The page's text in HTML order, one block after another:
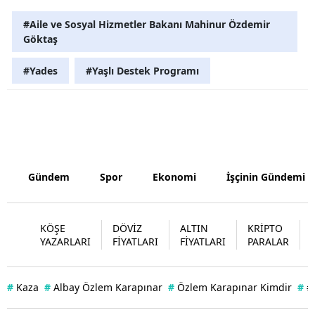
Yozgat
Zonguldak
Kırıkkale
Şırnak
Ardahan
#Aile ve Sosyal Hizmetler Bakanı Mahinur Özdemir
Göktaş
#Yades #Yaşlı Destek Programı
Gündem Spor Ekonomi İşçinin Gündemi
KÖŞE
YAZARLARI
DÖVİZ
FİYATLARI
ALTIN
FİYATLARI
KRİPTO
PARALAR
# Kaza # Albay Özlem Karapınar # Özlem Karapınar Kimdir #